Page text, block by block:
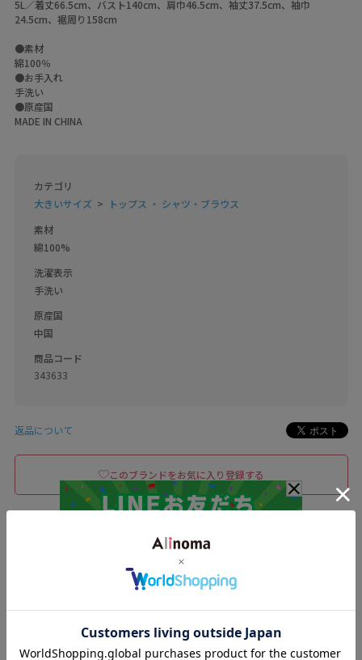
5L／着丈66.5cm、バスト140cm、肩巾46.5cm、袖丈37.5cm、袖巾
24.5cm、裾周り158cm
●素材
綿100％
●お手入れ
手洗い
●原産国
MADE IN CHINA
カテゴリ
大きいサイズ
トップス ・ シャツ・ブラウス
素材
綿100%
洗濯表示
手洗い
原産国
中国
商品コード
343633
返品について
このブランドをお気に入り登録する